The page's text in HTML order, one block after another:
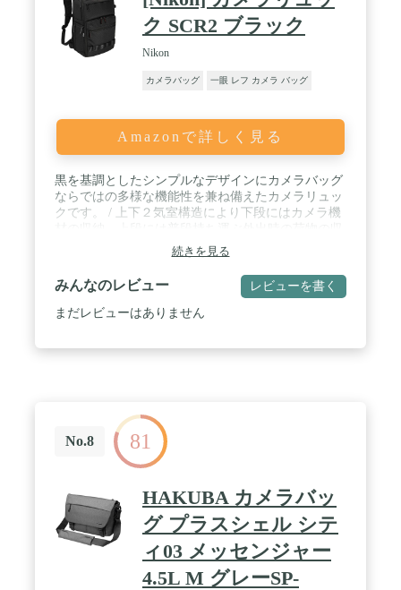
質感あるグレー色は男女兼用です。360゜美観で実
用性もあります。 / 様々なカメラタイプ適用：
Nikon D850 D810 D750 D7200 、Canon EOSM5 EOS
5D Mark VI EOS10 、Sony ILCE-6000 A7RIII A6300
ク SCR2 ブラック
Nikon
カメラバッグ 一眼 レフ カメラ バッグ
Amazonで詳しく見る
黒を基調としたシンプルなデザインにカメラバッグ
ならではの多様な機能性を兼ね備えたカメラリュッ
クです。 / 上下２気室構造により下段にはカメラ機
納にも便利です。 / 収納目安はミラーレスカメラに
レンズ2－3本 、 D780クラスのボディにAF-SVR80-
400mmを装着したサイズまで収納可能です。 / キャ
リバック用ベルト装着にてキャリーバッグ使用時の
歩行が便利です。 / すぐに取り出ししたいペットボ
続きを見る
みんなのレビュー レビューを書く
まだレビューはありません
No.8 81
HAKUBA カメラバッ
グ プラスシェル シテ
ィ03 メッセンジャー
4.5L M グレーSP-